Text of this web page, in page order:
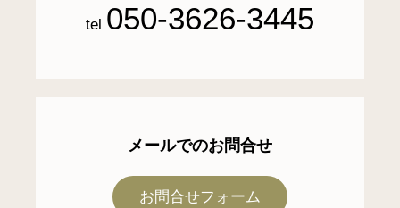
tel 050-3626-3445
メールでのお問合せ
お問合せフォーム